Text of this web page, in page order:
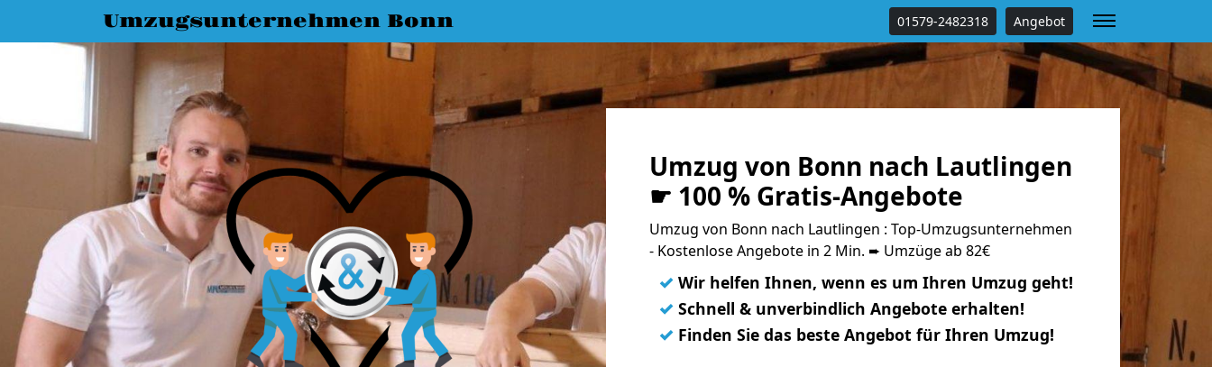
Umzugsunternehmen Bonn 01579-2482318 Angebot
Umzug von Bonn nach Lautlingen
☛ 100 % Gratis-Angebote
Umzug von Bonn nach Lautlingen : Top-Umzugsunternehmen
- Kostenlose Angebote in 2 Min. ➨ Umzüge ab 82€
✓ Wir helfen Ihnen, wenn es um Ihren Umzug geht!
✓ Schnell & unverbindlich Angebote erhalten!
✓ Finden Sie das beste Angebot für Ihren Umzug!